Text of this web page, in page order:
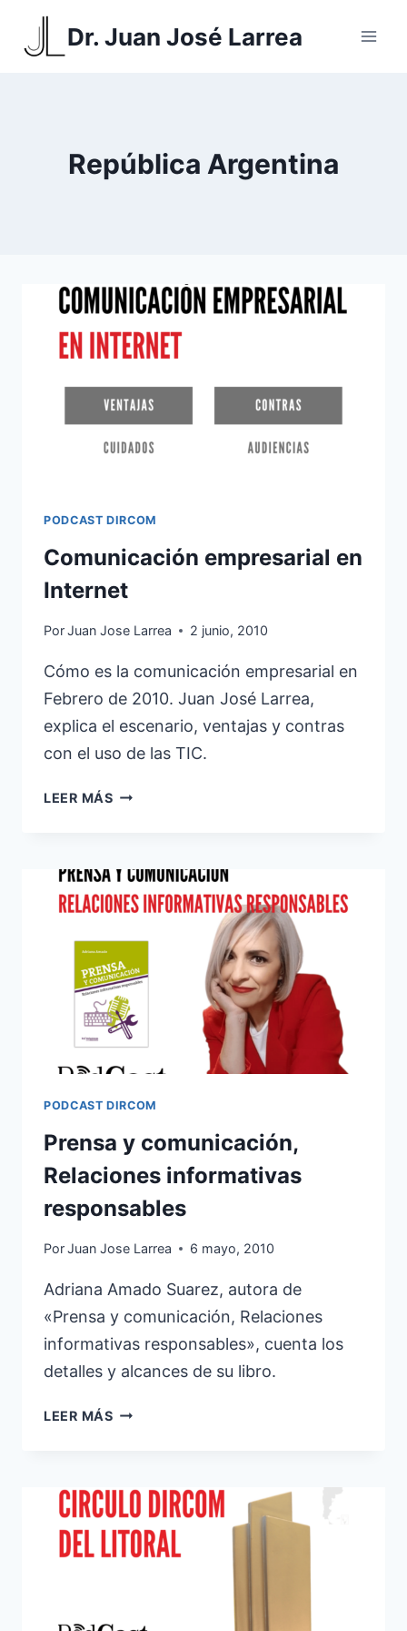
Saltar
Dr. Juan José Larrea
República Argentina
PODCAST DIRCOM
Comunicación empresarial en
Internet
PorJuan Jose Larrea 2 junio, 2010
Cómo es la comunicación empresarial en
Febrero de 2010. Juan José Larrea,
explica el escenario, ventajas y contras
con el uso de las TIC.
LEER MÁSCOMUNICACIÓN
PODCAST DIRCOM
Prensa y comunicación,
Relaciones informativas
responsables
PorJuan Jose Larrea 6 mayo, 2010
Adriana Amado Suarez, autora de
«Prensa y comunicación, Relaciones
informativas responsables», cuenta los
detalles y alcances de su libro.
LEER MÁSPRENSA
INFORMATIVAS
RESPONSABLES